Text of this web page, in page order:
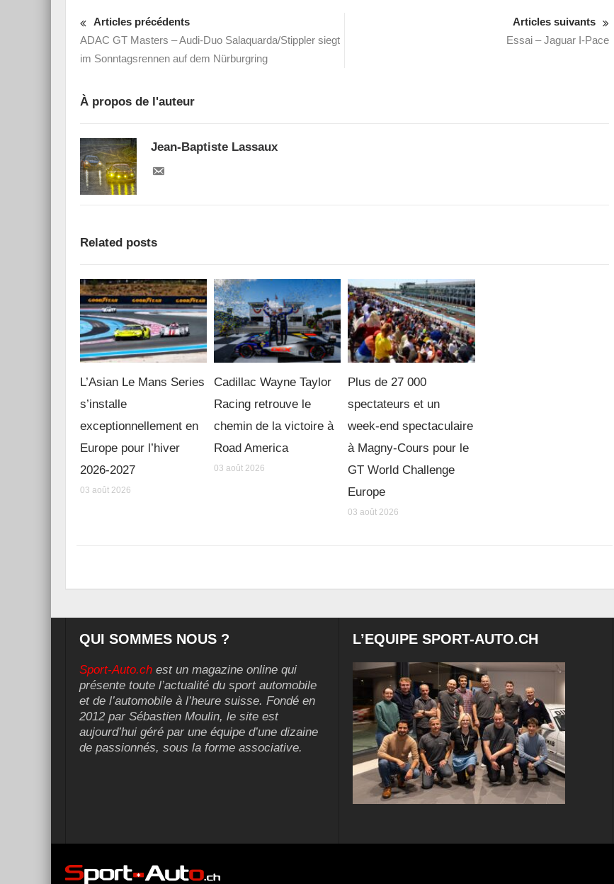
Articles précédents
ADAC GT Masters – Audi-Duo Salaquarda/Stippler siegt
im Sonntagsrennen auf dem Nürburgring
Articles suivants
Essai – Jaguar I-Pace
À propos de l'auteur
Jean-Baptiste Lassaux
Related posts
L’Asian Le Mans Series
s’installe
exceptionnellement en
Europe pour l’hiver
2026-2027
03 août 2026
Cadillac Wayne Taylor
Racing retrouve le
chemin de la victoire à
Road America
03 août 2026
Plus de 27 000
spectateurs et un
week-end spectaculaire
à Magny-Cours pour le
GT World Challenge
Europe
03 août 2026
QUI SOMMES NOUS ?
Sport-Auto.ch est un magazine online qui
présente toute l’actualité du sport automobile
et de l’automobile à l’heure suisse. Fondé en
2012 par Sébastien Moulin, le site est
aujourd’hui géré par une équipe d’une dizaine
de passionnés, sous la forme associative.
L’EQUIPE SPORT-AUTO.CH